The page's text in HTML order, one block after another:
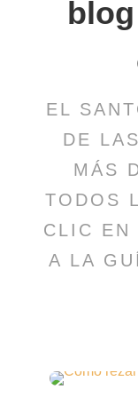
EL
DE
MÁS
TODOS
CLIC EN
A LA